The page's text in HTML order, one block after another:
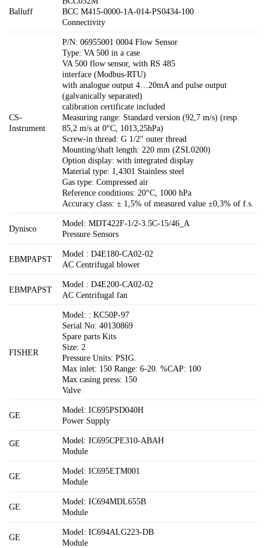
Balluff
BCC M415-0000-1A-014-PS0434-100
Connectivity
CS-
Instrument
P/N: 06955001 0004 Flow Sensor
Type: VA 500 in a case
VA 500 flow sensor, with RS 485
interface (Modbus-RTU)
with analogue output 4…20mA and pulse output
(galvanically separated)
calibration certificate included
Measuring range: Standard version (92,7 m/s) (resp.
85,2 m/s at 0°C, 1013,25hPa)
Screw-in thread: G 1/2″ outer thread
Mounting/shaft length: 220 mm (ZSL0200)
Option display: with integrated display
Material type: 1,4301 Stainless steel
Gas type: Compressed air
Reference conditions: 20°C, 1000 hPa
Accuracy class: ± 1,5% of measured value ±0,3% of f.s.
Dynisco
Model: MDT422F-1/2-3.5C-15/46_A
Pressure Sensors
EBMPAPST
Model : D4E180-CA02-02
AC Centrifugal blower
EBMPAPST
Model : D4E200-CA02-02
AC Centrifugal fan
FISHER
Model: : KC50P-97
Serial No: 40130869
Spare parts Kits
Size: 2
Pressure Units: PSIG.
Max inlet: 150 Range: 6-20. %CAP: 100
Max casing press: 150
Valve
GE
Model: IC695PSD040H
Power Supply
GE
Model: IC695CPE310-ABAH
Module
GE
Model: IC695ETM001
Module
GE
Model: IC694MDL655B
Module
GE
Model: IC694ALG223-DB
Module